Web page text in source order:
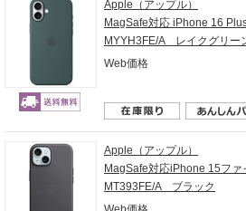
Apple（アップル）
MagSafe対応 iPhone 16
MYYH3FE/A レイクグリー
Web価格
Apple（アップル）
MagSafe対応iPhone 15ファ
MT393FE/A ブラック